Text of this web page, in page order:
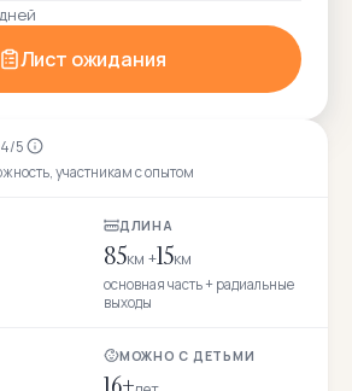
4/5
участникам с опытом
ДЛИНА
85км +15км
основная часть + радиальные
выходы
МОЖНО С ДЕТЬМИ
Лист ожидания